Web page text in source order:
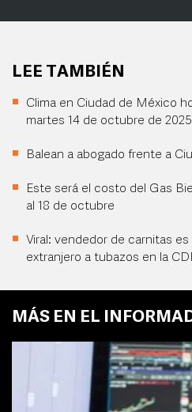
LEE TAMBIÉN
Clima en Ciudad de México
martes 14 de octubre de 2025
Balean a abogado frente a
Este será el costo del Gas
al 18 de octubre
Viral: vendedor de carnitas
extranjero a tubazos en la
MÁS EN EL